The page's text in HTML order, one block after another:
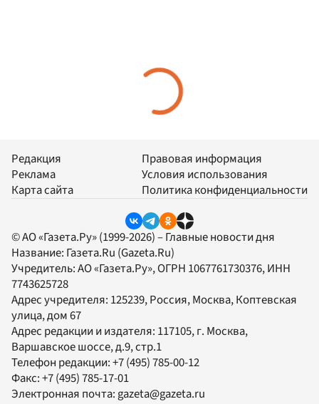
Редакция
Реклама
Карта сайта
Правовая информация
Условия использования
Политика конфиденциальности
© АО «Газета.Ру» (1999-2026) – Главные новости дня
Название: Газета.Ru (Gazeta.Ru)
Учредитель:АО «Газета.Ру», ОГРН 1067761730376, ИНН
7743625728
Адрес учредителя: 125239, Россия, Москва, Коптевская
улица, дом 67
Адрес редакции и издателя: 117105, г. Москва,
Варшавское шоссе, д.9, стр.1
Телефон редакции:+7 (495) 785-00-12
Факс:+7 (495) 785-17-01
Электронная почта:gazeta@gazeta.ru